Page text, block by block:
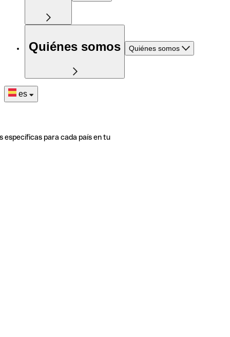
Quiénes somos Quiénes somos
es
específicas para cada país en tu